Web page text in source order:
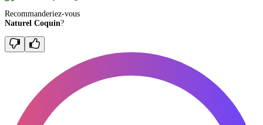
Recommanderiez-vous
Naturel Coquin?